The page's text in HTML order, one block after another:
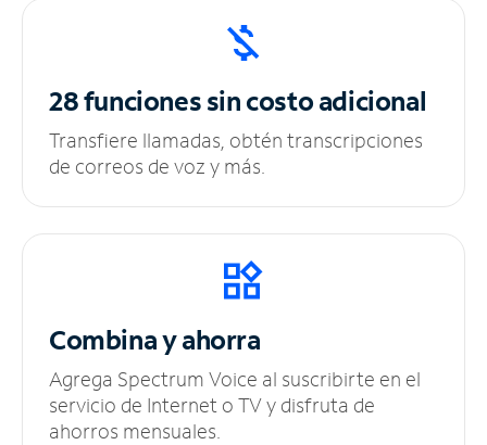
28 funciones sincosto adicional
Transfiere llamadas, obtén transcripciones
de correos de voz y más.
Combina y ahorra
Agrega Spectrum Voice al suscribirte en el
servicio de Internet o TV y disfruta de
ahorros mensuales.